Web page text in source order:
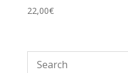
22,00€